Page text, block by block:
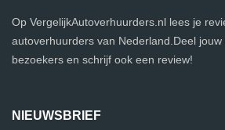
Op VergelijkAutoverhuurders.nl lees je
autoverhuurders van Nederland.Deel
bezoekers en schrijf ook een review!
NIEUWSBRIEF